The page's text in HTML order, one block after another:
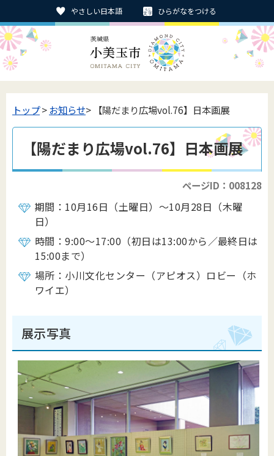
やさしい日本語 ひらがなをつける
トップ>お知らせ> 【陽だまり広場vol.76】日本画展
【陽だまり広場vol.76】日本画展
ページID：008128
期間：10月16日（土曜日）～10月28日（木曜
日）
時間：9:00～17:00（初日は13:00から／最終日は
15:00まで）
場所：小川文化センター（アピオス）ロビー（ホ
ワイエ）
展示写真